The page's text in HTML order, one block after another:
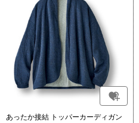
あったか接結 トッパーカーディガン